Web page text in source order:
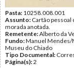
Pasta: 10258.008.001
Assunto: Cartão pessoal
morada anotada.
Remetente:Alberto da
Fundo:Manuel Mendes/
Museu do Chiado
Tipo Documental:
Página(s):2